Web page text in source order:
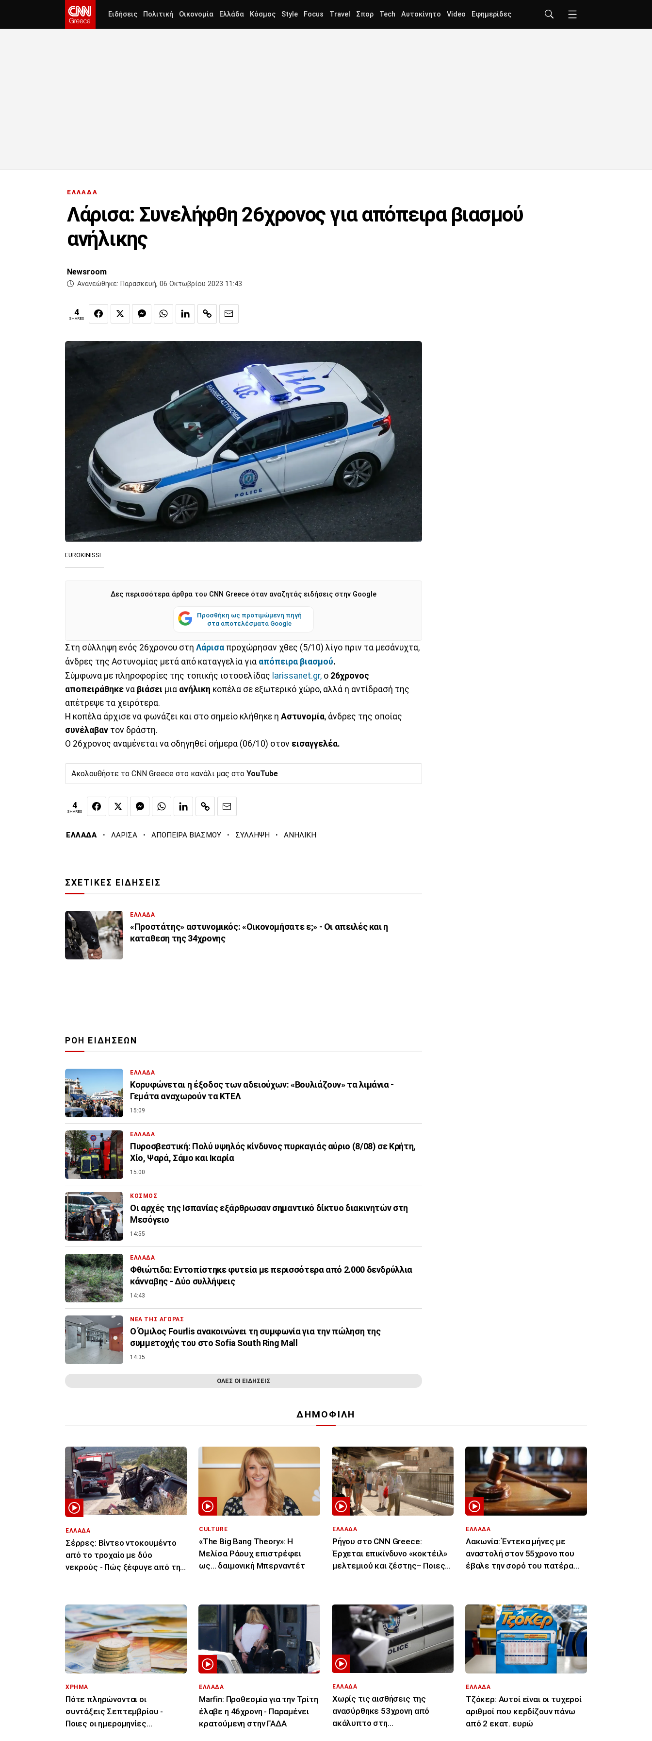
Ειδήσεις Πολιτική Οικονομία Ελλάδα Κόσμος Style Focus Travel Σπορ Tech Αυτοκίνητο Video Εφημερίδες
ΕΛΛΑΔΑ
Λάρισα: Συνελήφθη 26χρονος για απόπειρα βιασμού
ανήλικης
Newsroom
Ανανεώθηκε: Παρασκευή, 06 Οκτωβρίου 2023 11:43
4
SHARES
EUROKINISSI
Δες περισσότερα άρθρα του CNN Greece όταν αναζητάς ειδήσεις στην Google
Προσθήκη ως προτιμώμενη πηγή
στα αποτελέσματα Google
Στη σύλληψη ενός 26χρονου στη Λάρισα προχώρησαν χθες (5/10) λίγο πριν τα μεσάνυχτα,
άνδρες της Αστυνομίας μετά από καταγγελία για απόπειρα βιασμού.
Σύμφωνα με πληροφορίες της τοπικής ιστοσελίδας larissanet.gr, ο 26χρονος
αποπειράθηκε να βιάσει μια ανήλικη κοπέλα σε εξωτερικό χώρο, αλλά η αντίδρασή της
απέτρεψε τα χειρότερα.
Η κοπέλα άρχισε να φωνάζει και στο σημείο κλήθηκε η Αστυνομία, άνδρες της οποίας
συνέλαβαν τον δράστη.
Ο 26χρονος αναμένεται να οδηγηθεί σήμερα (06/10) στον εισαγγελέα.
Ακολουθήστε το CNN Greece στο κανάλι μας στο YouTube
4
SHARES
ΕΛΛΑΔΑ · ΛΑΡΙΣΑ · ΑΠΟΠΕΙΡΑ ΒΙΑΣΜΟΥ · ΣΥΛΛΗΨΗ · ΑΝΗΛΙΚΗ
ΣΧΕΤΙΚΕΣ ΕΙΔΗΣΕΙΣ
ΕΛΛΑΔΑ
«Προστάτης» αστυνομικός: «Οικονομήσατε ε;» - Οι απειλές και η
καταθεση της 34χρονης
ΡΟΗ ΕΙΔΗΣΕΩΝ
ΕΛΛΑΔΑ
Κορυφώνεται η έξοδος των αδειούχων: «Βουλιάζουν» τα λιμάνια -
Γεμάτα αναχωρούν τα ΚΤΕΛ
15:09
ΕΛΛΑΔΑ
Πυροσβεστική: Πολύ υψηλός κίνδυνος πυρκαγιάς αύριο (8/08) σε Κρήτη,
Χίο, Ψαρά, Σάμο και Ικαρία
15:00
ΚΟΣΜΟΣ
Οι αρχές της Ισπανίας εξάρθρωσαν σημαντικό δίκτυο διακινητών στη
Μεσόγειο
14:55
ΕΛΛΑΔΑ
Φθιώτιδα: Εντοπίστηκε φυτεία με περισσότερα από 2.000 δενδρύλλια
κάνναβης - Δύο συλλήψεις
14:43
ΝΕΑ ΤΗΣ ΑΓΟΡΑΣ
Ο Όμιλος Fourlis ανακοινώνει τη συμφωνία για την πώληση της
συμμετοχής του στο Sofia South Ring Mall
14:35
ΟΛΕΣ ΟΙ ΕΙΔΗΣΕΙΣ
ΔΗΜΟΦΙΛΗ
ΕΛΛΑΔΑ
Σέρρες: Βίντεο ντοκουμέντο
από το τροχαίο με δύο
νεκρούς - Πώς ξέφυγε από την
CULTURE
«The Big Bang Theory»: Η
Μελίσα Ράουχ επιστρέφει
ως… δαιμονική Μπερναντέτ
ΕΛΛΑΔΑ
Ρήγου στο CNN Greece:
Έρχεται επικίνδυνο «κοκτέιλ»
μελτεμιού και ζέστης– Ποιες
ΕΛΛΑΔΑ
Λακωνία: Έντεκα μήνες με
αναστολή στον 55χρονο που
έβαλε την σορό του πατέρα
ΧΡΗΜΑ
Πότε πληρώνονται οι
συντάξεις Σεπτεμβρίου -
Ποιες οι ημερομηνίες
ΕΛΛΑΔΑ
Marfin: Προθεσμία για την Τρίτη
έλαβε η 46χρονη - Παραμένει
κρατούμενη στην ΓΑΔΑ
ΕΛΛΑΔΑ
Χωρίς τις αισθήσεις της
ανασύρθηκε 53χρονη από
ακάλυπτο στη
ΕΛΛΑΔΑ
Τζόκερ: Αυτοί είναι οι τυχεροί
αριθμοί που κερδίζουν πάνω
από 2 εκατ. ευρώ